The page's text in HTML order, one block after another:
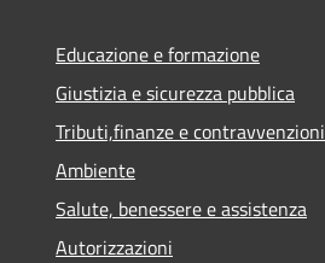
Educazione e formazione
Giustizia e sicurezza pubblica
Tributi,finanze e contravvenzioni
Ambiente
Salute, benessere e assistenza
Autorizzazioni